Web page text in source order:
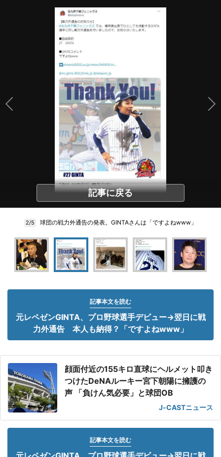
記事に戻る
2/5 球団の戦力外通告の発表。GINTAさんは「ですよねwww」
記事本文を読む
元レペゼンGINTA、プロ野球選手デビュー→翌日に戦
力外通告 本人も納得？「ですよねwww」
顔面付近の155キロ直球にヘルメット叩き
つけたDeNAルーキー宮下朝陽に擁護の
声 「負けん気必要」と球団OB
J-CASTニュース
記事本文を読む